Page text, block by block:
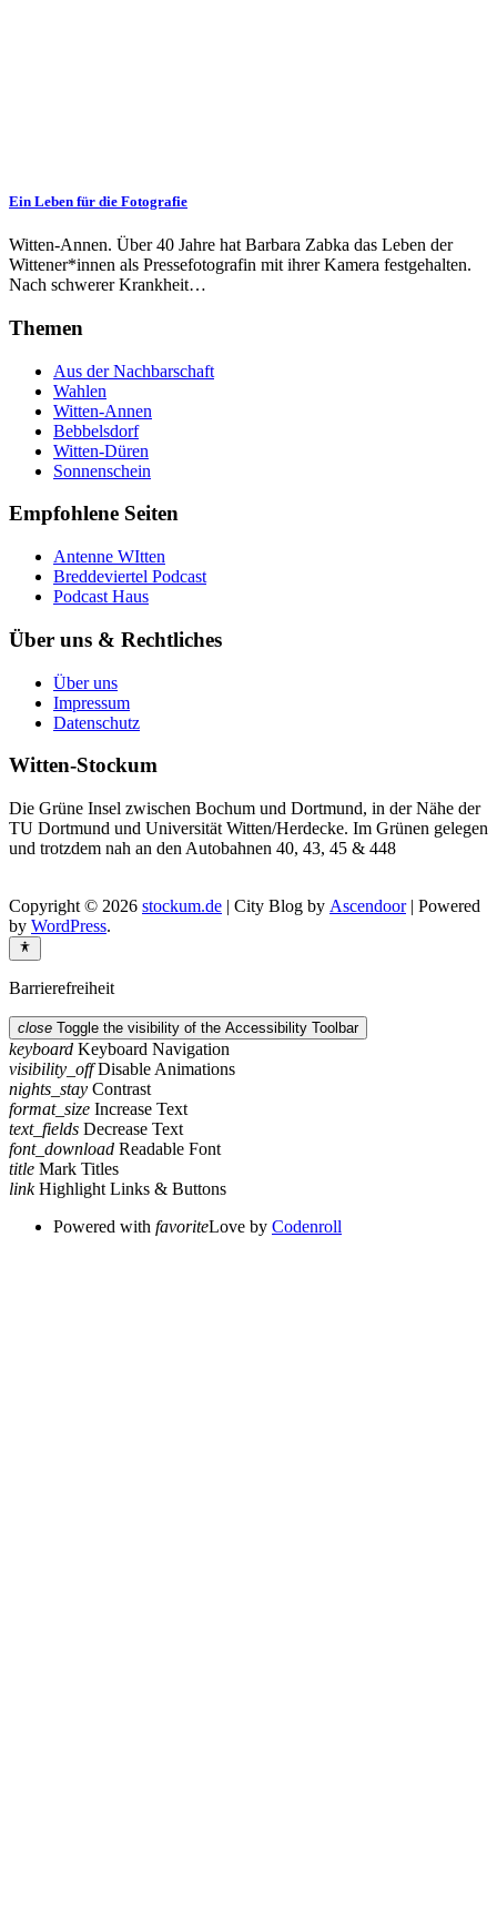
Ein Leben für die Fotografie
Witten-Annen. Über 40 Jahre hat Barbara Zabka das Leben der
Wittener*innen als Pressefotografin mit ihrer Kamera festgehalten.
Nach schwerer Krankheit…
Themen
Aus der Nachbarschaft
Wahlen
Witten-Annen
Bebbelsdorf
Witten-Düren
Sonnenschein
Empfohlene Seiten
Antenne WItten
Breddeviertel Podcast
Podcast Haus
Über uns & Rechtliches
Über uns
Impressum
Datenschutz
Witten-Stockum
Die Grüne Insel zwischen Bochum und Dortmund, in der Nähe der
TU Dortmund und Universität Witten/Herdecke. Im Grünen gelegen
und trotzdem nah an den Autobahnen 40, 43, 45 & 448
Copyright © 2026 stockum.de | City Blog by Ascendoor| Powered
by WordPress.
Barrierefreiheit
close Toggle the visibility of the Accessibility Toolbar
keyboard Keyboard Navigation
visibility_off Disable Animations
nights_stay Contrast
format_size Increase Text
text_fields Decrease Text
font_download Readable Font
title Mark Titles
link Highlight Links & Buttons
Powered with favoriteLove by Codenroll